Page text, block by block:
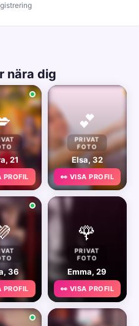
nära dig
21
PROFIL
💕
PRIVAT
FOTO
Elsa, 32
👀 VISA PROFIL
36
PROFIL
🌹
PRIVAT
FOTO
Emma, 29
👀 VISA PROFIL